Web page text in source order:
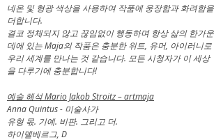
네온 및 형광 색상을 사용하여 작품에 웅장함과 화려함을
더합니다.
결코 정체되지 않고 끊임없이 행동하며 항상 삶의 한가운
데에 있는 Maja의 작품은 충분한 위트, 유머, 아이러니로
우리 세계를 만나는 것 같습니다. 모든 시청자가 이 세상
을 다루기에 충분합니다!
예술 해석 Mario Jakob Stroitz – artmaja
Anna Quintus - 미술사가
유형 몫. 기예. 비판. 그리고 더.
하이델베르그, D